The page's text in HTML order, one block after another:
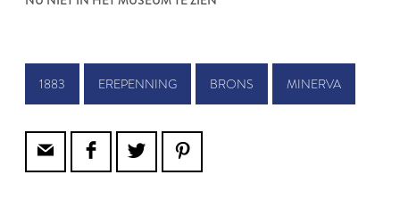
1883 EREPENNING BRONS MINERVA